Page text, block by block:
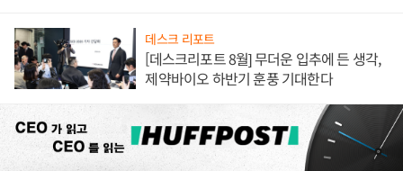
데스크 리포트
[데스크리포트 8월] 무더운 입추에 든 생각,
제약바이오 하반기 훈풍 기대한다